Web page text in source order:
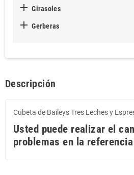
 Girasoles
 Gerberas
Descripción
Cubeta de Baileys Tres Leches y
Usted puede realizar el
problemas en la